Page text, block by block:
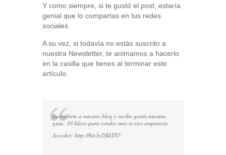
Y como siempre, si te gustó el post, estaría
genial que lo compartas en tus redes
sociales.
A su vez, si todavía no estás suscrito a
nuestra Newsletter, te animamos a hacerlo
en la casilla que tienes al terminar este
artículo.
Suscribirte a nuestro blog y recibe gratis nuestra
guía: 10 Ideas para vender más si eres arquitecto
Acceder: http://bit.ly/2fkkTS7